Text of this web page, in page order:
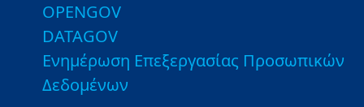
OPENGOV
DATAGOV
Ενημέρωση Επεξεργασίας Προσωπικών
Δεδομένων